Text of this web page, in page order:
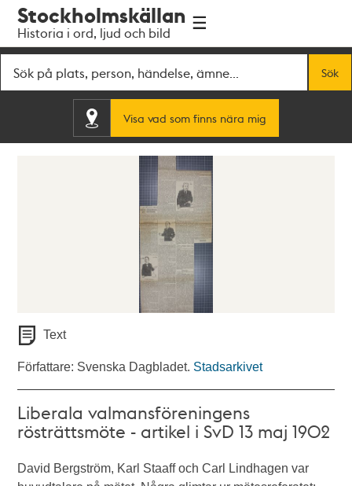
navigationen
huvudinnehållet
Stockholmskällan
Historia i ord, ljud och bild
Sök
Visa vad som finns nära mig
Text
Författare: Svenska Dagbladet. Stadsarkivet
Liberala valmansföreningens
rösträttsmöte - artikel i SvD 13 maj 1902
David Bergström, Karl Staaff och Carl Lindhagen var